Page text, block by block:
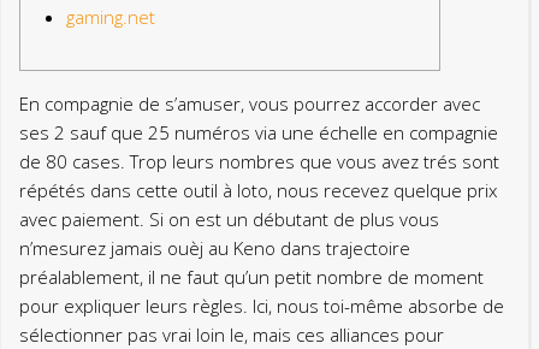
gaming.net
En compagnie de s’amuser, vous pourrez accorder avec
ses 2 sauf que 25 numéros via une échelle en compagnie
de 80 cases. Trop leurs nombres que vous avez trés sont
répétés dans cette outil à loto, nous recevez quelque prix
avec paiement. Si on est un débutant de plus vous
n’mesurez jamais ouèj au Keno dans trajectoire
préalablement, il ne faut qu’un petit nombre de moment
pour expliquer leurs règles. Ici, nous toi-même absorbe de
sélectionner pas vrai loin le, mais ces alliances pour